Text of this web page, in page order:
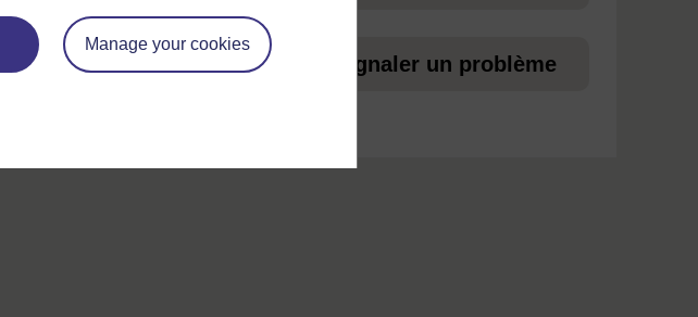
Manage your cookies
concernant ce site, veuillez
Signaler un problème